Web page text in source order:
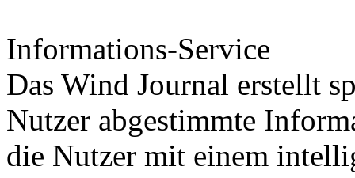
Informations-Service
Das Wind Journal erstellt
Nutzer abgestimmte
die Nutzer mit einem